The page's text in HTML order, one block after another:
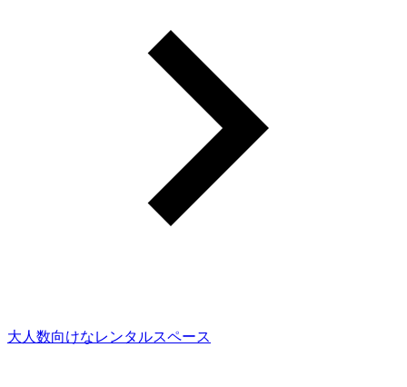
大人数向けなレンタルスペース